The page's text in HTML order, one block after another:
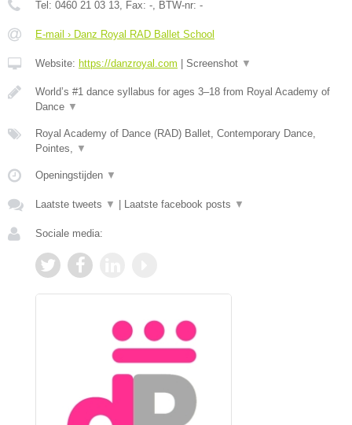
Tel: 0460 21 03 13, Fax: -, BTW-nr: -
E-mail › Danz Royal RAD Ballet School
Website: https://danzroyal.com Screenshot ▼
World’s #1 dance syllabus for ages 3–18 from Royal Academy of
Dance ▼
Royal Academy of Dance (RAD) Ballet, Contemporary Dance,
Pointes, ▼
Openingstijden ▼
Laatste tweets ▼ Laatste facebook posts ▼
Sociale media: